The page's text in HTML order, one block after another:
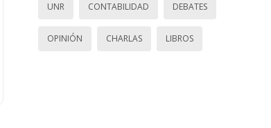
UNR CONTABILIDAD DEBATES
OPINIÓN CHARLAS LIBROS